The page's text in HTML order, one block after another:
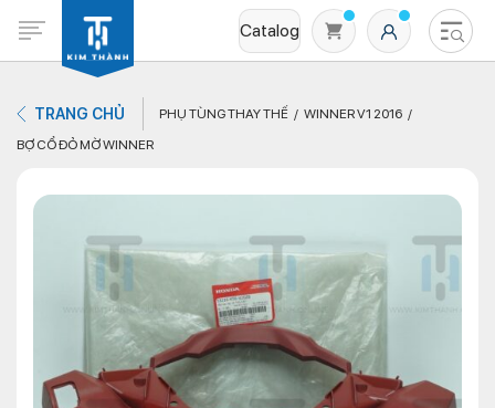
Catalog
Không có sản phẩm nào trong giỏ hàng
TRANG CHỦ PHỤ TÙNG THAY THẾ
WINNER V1 2016
BỢ CỔ ĐỎ MỜ WINNER